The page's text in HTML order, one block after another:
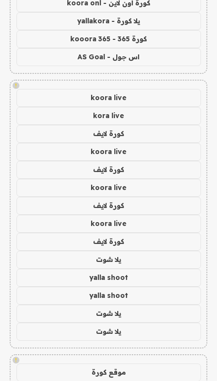
كورة اون لاين - koora onl
يلا كورة - yallakora
كورة 365 - kooora 365
اس جول - AS Goal
!
koora live
kora live
كورة لايف
koora live
كورة لايف
koora live
كورة لايف
koora live
كورة لايف
يلا شوت
yalla shoot
yalla shoot
يلا شوت
يلا شوت
!
موقع كورة